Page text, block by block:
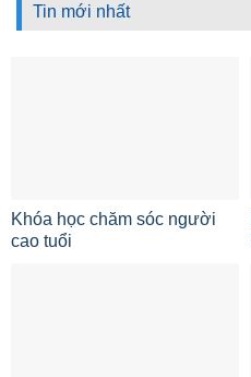
Tin mới nhất
Khóa học chăm sóc người
cao tuổi